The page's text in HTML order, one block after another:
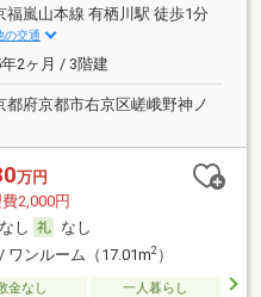
福嵐山本線 有栖川駅 徒歩1分
の交通
2ヶ月 / 3階建
都府京都市右京区嵯峨野神ノ
万円
2,000円
なし
なし
ワンルーム（17.01m2）
金なし
一人暮らし